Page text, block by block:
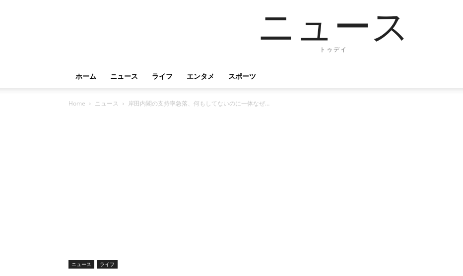
ニュース
トゥデイ
ホーム ニュース ライフ エンタメ スポーツ
Home ニュース 岸田内閣の支持率急落、何もしてないのに一体なぜ…
ニュース ライフ